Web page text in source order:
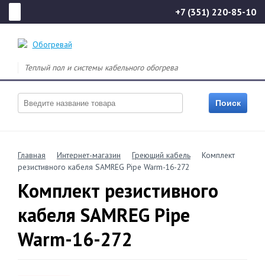
+7 (351) 220-85-10
Теплый пол и системы кабельного обогрева
Главная Интернет-магазин Греющий кабель
Комплект
резистивного кабеля SAMREG Pipe Warm-16-272
Комплект резистивного
кабеля SAMREG Pipe
Warm-16-272